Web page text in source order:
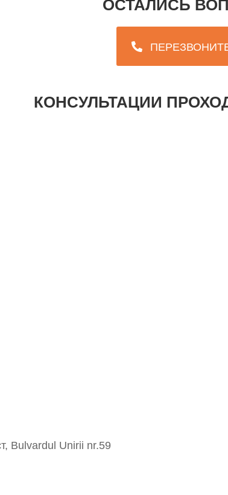
ОСТАЛИСЬ
КОНСУЛЬТАЦИИ
Bulvardul Unirii nr.59